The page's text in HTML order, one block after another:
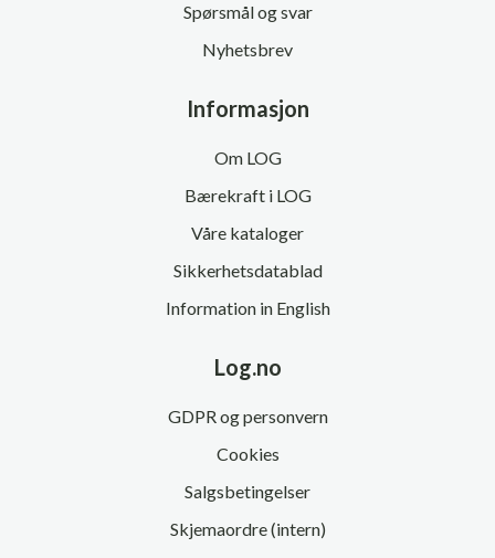
Spørsmål og svar
Nyhetsbrev
Informasjon
Om LOG
Bærekraft i LOG
Våre kataloger
Sikkerhetsdatablad
Information in English
Log.no
GDPR og personvern
Cookies
Salgsbetingelser
Skjemaordre (intern)